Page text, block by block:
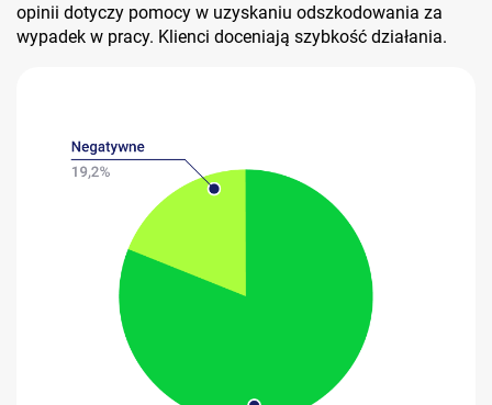
opinii dotyczy pomocy w uzyskaniu odszkodowania za
wypadek w pracy. Klienci doceniają szybkość działania.